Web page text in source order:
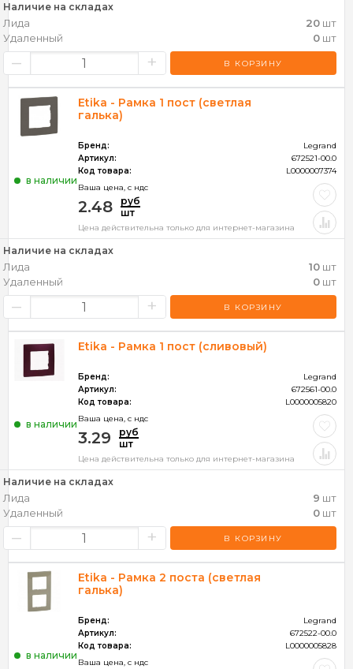
Наличие на складах
Лида 20 шт
Удаленный
0 шт
– + В КОРЗИНУ
Etika - Рамка 1 пост (светлая
галька)
Бренд:
Legrand
Артикул:
672521-00.0
Код товара:
L0000007374
Ваша цена, c ндс
2.48
руб
шт
в наличии
Цена действительна только для интернет-магазина
Наличие на складах
Лида 10 шт
Удаленный
0 шт
– + В КОРЗИНУ
Etika - Рамка 1 пост (сливовый)
Бренд:
Legrand
Артикул:
672561-00.0
Код товара:
L0000005820
Ваша цена, c ндс
3.29
руб
шт
в наличии
Цена действительна только для интернет-магазина
Наличие на складах
Лида 9 шт
Удаленный
0 шт
– + В КОРЗИНУ
Etika - Рамка 2 поста (светлая
галька)
Бренд:
Legrand
Артикул:
672522-00.0
Код товара:
L0000005828
Ваша цена, c ндс
в наличии